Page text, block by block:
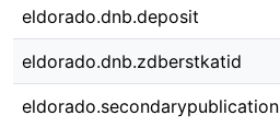
eldorado.dnb.deposit
eldorado.dnb.zdberstkatid
eldorado.secondarypublication